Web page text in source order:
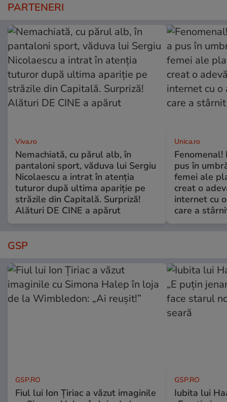
PARTENERI
Viva.ro
Nemachiată, cu părul alb, în
pantaloni sport, văduva lui Sergiu
Nicolaescu a intrat în atenția
tuturor după ultima apariție pe
străzile din Capitală. Surpriză!
Alături DE CINE a apărut
Unica.ro
pus în
femei ale
creat o
internet cu
care a
GSP
GSP.RO
Fiul lui Ion Țiriac a văzut imaginile
GSP.RO
Iubita lui